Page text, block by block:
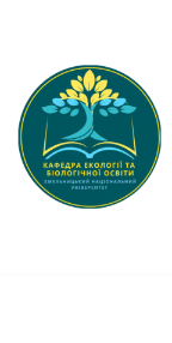
Перейти
до
вмісту